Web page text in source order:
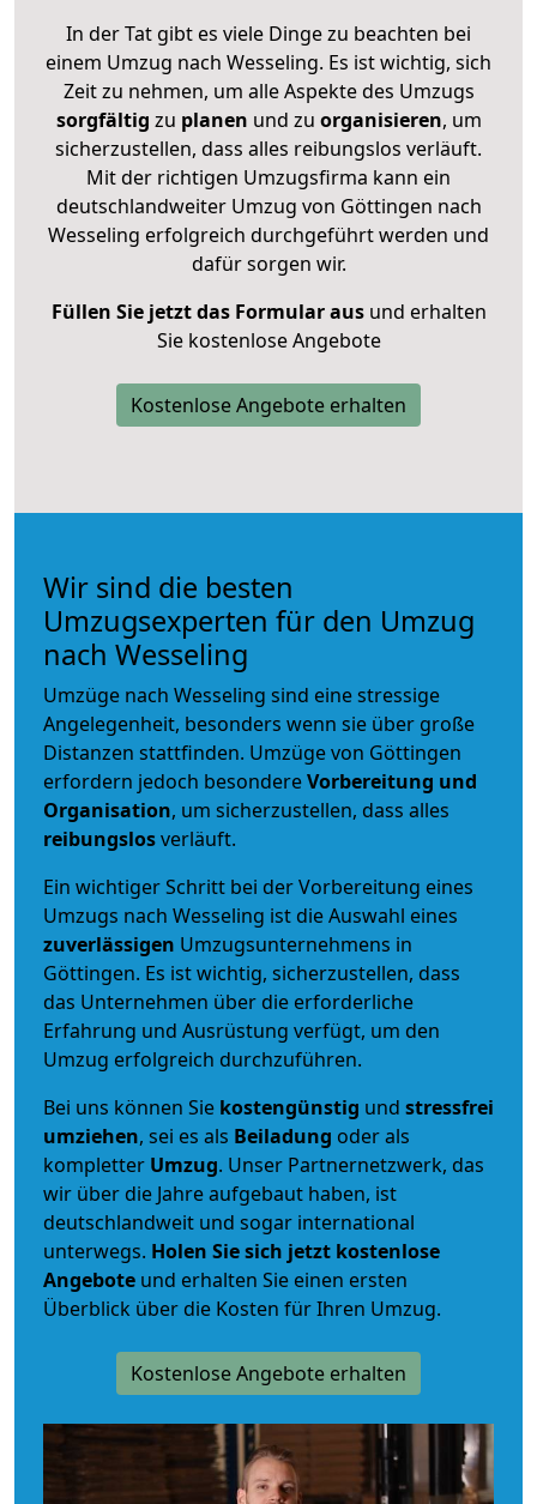
In der Tat gibt es viele Dinge zu beachten bei
einem Umzug nach Wesseling. Es ist wichtig, sich
Zeit zu nehmen, um alle Aspekte des Umzugs
sorgfältig zu planen und zu organisieren, um
sicherzustellen, dass alles reibungslos verläuft.
Mit der richtigen Umzugsfirma kann ein
deutschlandweiter Umzug von Göttingen nach
Wesseling erfolgreich durchgeführt werden und
dafür sorgen wir.
Füllen Sie jetzt das Formular ausund erhalten
Sie kostenlose Angebote
Kostenlose Angebote erhalten
Wir sind die besten
Umzugsexperten für den Umzug
nach Wesseling
Umzüge nach Wesseling sind eine stressige
Angelegenheit, besonders wenn sie über große
Distanzen stattfinden. Umzüge von Göttingen
erfordern jedoch besondereVorbereitung und
Organisation, um sicherzustellen, dass alles
reibungslosverläuft.
Ein wichtiger Schritt bei der Vorbereitung eines
Umzugs nach Wesseling ist die Auswahl eines
zuverlässigen Umzugsunternehmens in
Göttingen. Es ist wichtig, sicherzustellen, dass
das Unternehmen über die erforderliche
Erfahrung und Ausrüstung verfügt, um den
Umzug erfolgreich durchzuführen.
Bei uns können Sie kostengünstig und stressfrei
umziehen, sei es als Beiladung oder als
kompletter Umzug. Unser Partnernetzwerk, das
wir über die Jahre aufgebaut haben, ist
deutschlandweit und sogar international
unterwegs. Holen Sie sich jetzt kostenlose
Angebote und erhalten Sie einen ersten
Überblick über die Kosten für Ihren Umzug.
Kostenlose Angebote erhalten